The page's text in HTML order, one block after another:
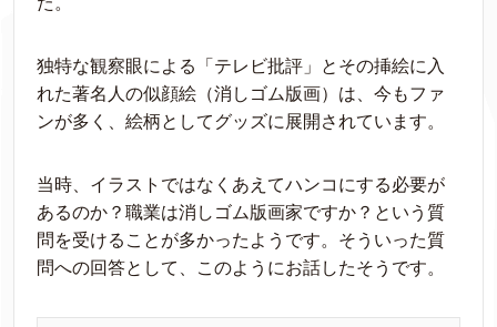
独特な観察眼による「テレビ批評」とその挿絵に入
れた著名人の似顔絵（消しゴム版画）は、今もファ
ンが多く、絵柄としてグッズに展開されています。
当時、イラストではなくあえてハンコにする必要が
あるのか？職業は消しゴム版画家ですか？という質
問を受けることが多かったようです。そういった質
問への回答として、このようにお話したそうです。